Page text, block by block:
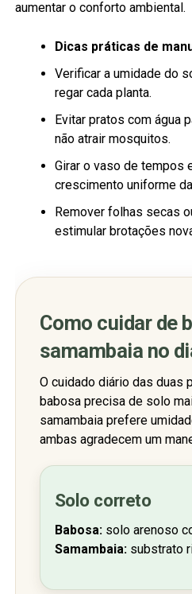
aumentar o conforto ambiental.
Dicas práticas de
Verificar a umidade do
regar cada planta.
Evitar pratos com água
não atrair mosquitos.
Girar o vaso de tempos
crescimento uniforme
Remover folhas secas
estimular brotações
Como cuidar de
samambaia no
O cuidado diário das duas
babosa precisa de solo
samambaia prefere
ambas agradecem um
Solo correto
Babosa:solo arenoso
Samambaia:substrato